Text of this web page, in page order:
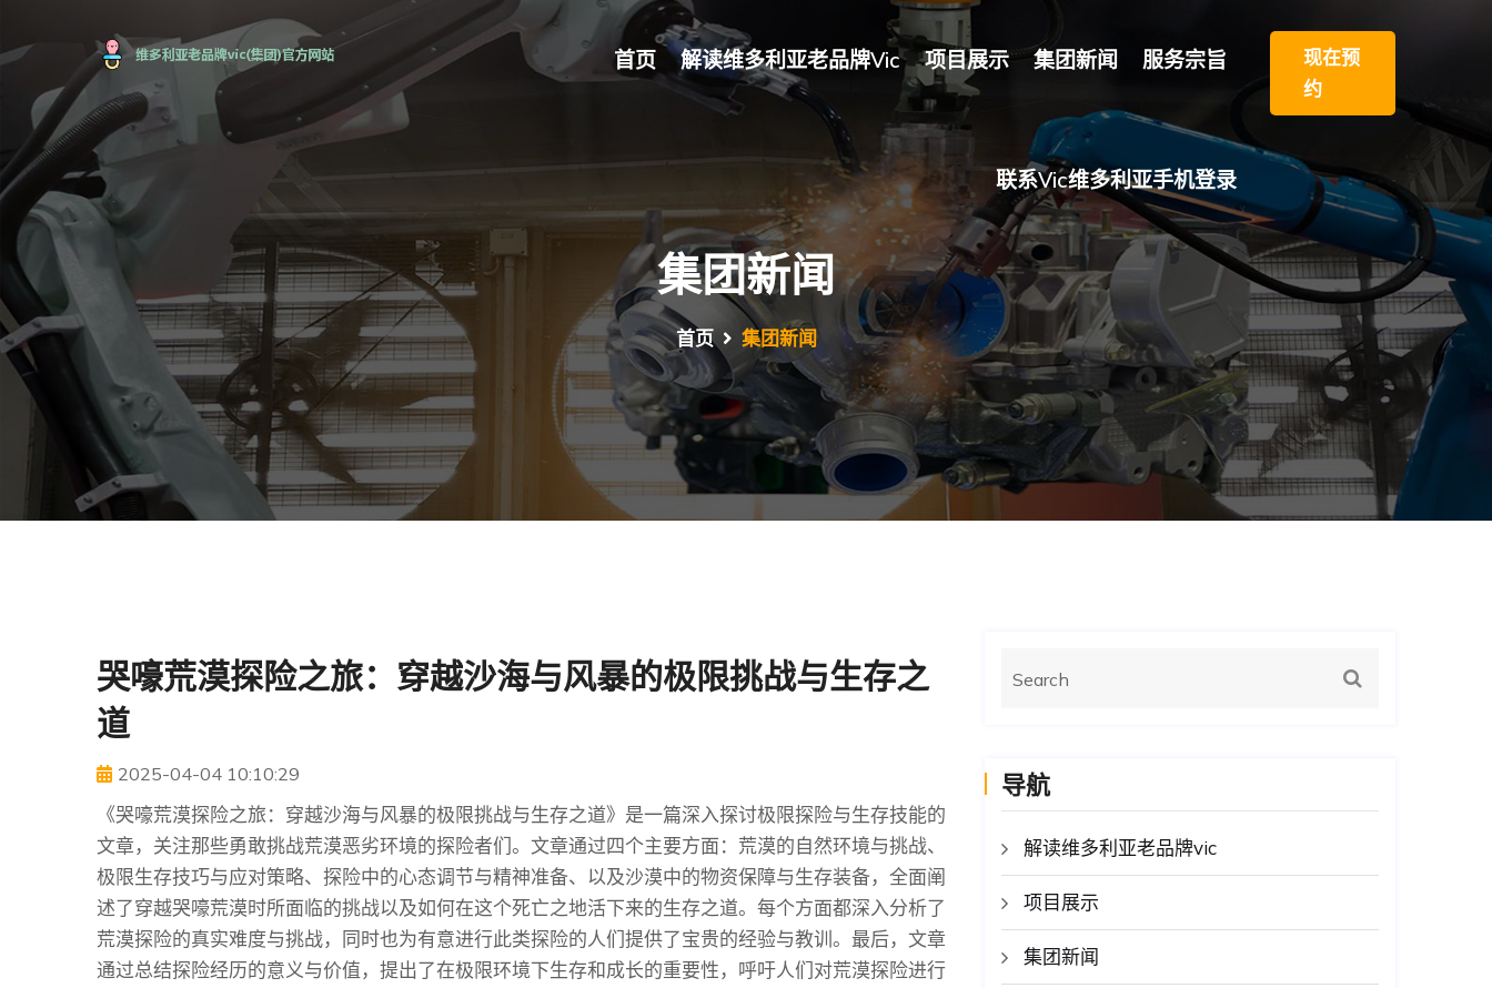
首页 解读维多利亚老品牌vic 项目展示 集团新闻 服务宗旨
联系vic维多利亚手机登录
现在预
约
集团新闻
首页 集团新闻
哭嚎荒漠探险之旅：穿越沙海与风暴的极限挑战与生存之
道
2025-04-04 10:10:29
《哭嚎荒漠探险之旅：穿越沙海与风暴的极限挑战与生存之道》是一篇深入探讨极限探险与生存技能的
文章，关注那些勇敢挑战荒漠恶劣环境的探险者们。文章通过四个主要方面：荒漠的自然环境与挑战、
极限生存技巧与应对策略、探险中的心态调节与精神准备、以及沙漠中的物资保障与生存装备，全面阐
述了穿越哭嚎荒漠时所面临的挑战以及如何在这个死亡之地活下来的生存之道。每个方面都深入分析了
荒漠探险的真实难度与挑战，同时也为有意进行此类探险的人们提供了宝贵的经验与教训。最后，文章
通过总结探险经历的意义与价值，提出了在极限环境下生存和成长的重要性，呼吁人们对荒漠探险进行
导航
解读维多利亚老品牌vic
项目展示
集团新闻